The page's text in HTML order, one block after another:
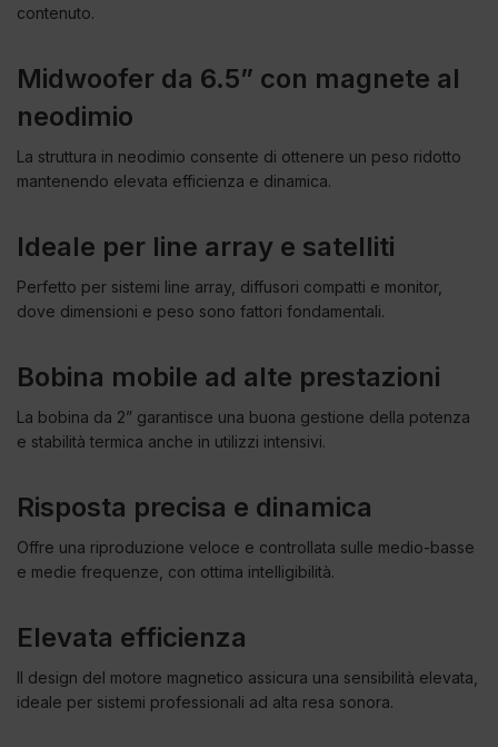
contenuto.
Midwoofer da 6.5” con magnete al
neodimio
La struttura in neodimio consente di ottenere un peso ridotto
mantenendo elevata efficienza e dinamica.
Ideale per line array e satelliti
Perfetto per sistemi line array, diffusori compatti e monitor,
dove dimensioni e peso sono fattori fondamentali.
Bobina mobile ad alte prestazioni
La bobina da 2” garantisce una buona gestione della potenza
e stabilità termica anche in utilizzi intensivi.
Risposta precisa e dinamica
Offre una riproduzione veloce e controllata sulle medio-basse
e medie frequenze, con ottima intelligibilità.
Elevata efficienza
Il design del motore magnetico assicura una sensibilità elevata,
ideale per sistemi professionali ad alta resa sonora.